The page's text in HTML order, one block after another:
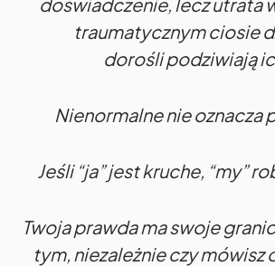
traumatycznym ciosie
dorośli podziwiają
Nienormalne nie oznacza
Jeśli “ja” jest kruche, “my”
Twoja prawda ma swoje
tym, niezależnie czy mówisz